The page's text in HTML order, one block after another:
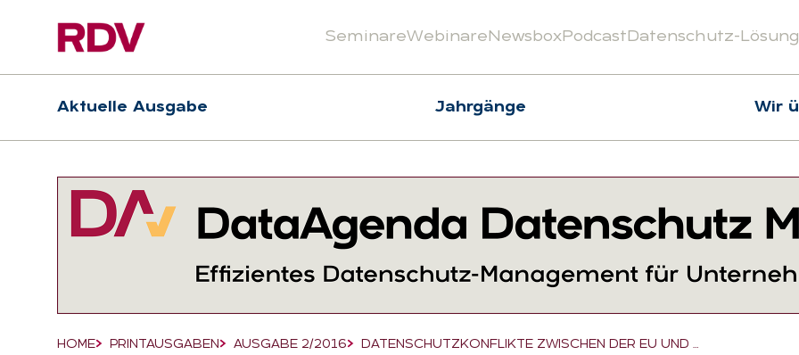
Suchfeld
SeminareWebinareNewsboxPodcastDatenschutz-
Hauptnavigation
Aktuelle Ausgabe Jahrgänge Wir
Breadcrumb-Navigation
HOME PRINTAUSGABEN AUSGABE 2/2016 DATENSCHUTZKONFLIKTE ZWISCHEN DER EU UND …